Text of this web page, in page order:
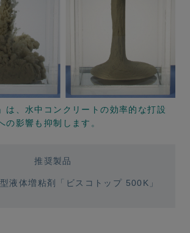
は、水中コンクリートの効率的な打設
の影響も抑制します。
推奨製品
液体増粘剤「ビスコトップ 500K」